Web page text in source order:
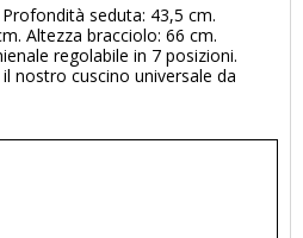
seduta: 43,5 cm.
Altezza bracciolo: 66 cm.
regolabile in 7 posizioni.
nostro cuscino universale da